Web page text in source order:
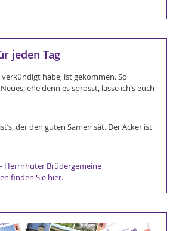
jeden Tag
habe, ist gekommen. So
ehe denn es sprosst, lasse ich’s euch
der den guten Samen sät. Der Acker ist
Herrnhuter Brüdergemeine
finden Sie hier.